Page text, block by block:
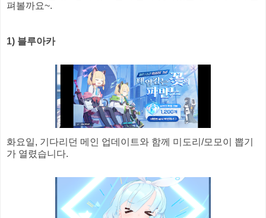
펴볼까요~.
1) 블루아카
화요일, 기다리던 메인 업데이트와 함께 미도리/모모이 뽑기
가 열렸습니다.